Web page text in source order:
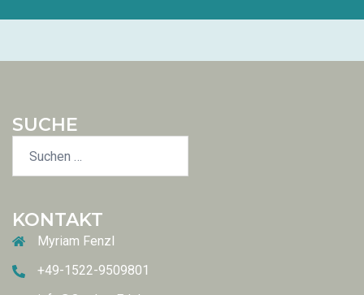
SUCHE
KONTAKT
Myriam Fenzl
+49-1522-9509801